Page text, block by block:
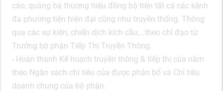
cáo, quảng bá thương hiệu đồng bộ trên tất cả các kênh
đa phương tiện hiện đại cũng như truyền thống. Thông
qua các sự kiện, chiến dịch kích cầu,…theo chỉ đạo từ
Trưởng bộ phận Tiếp Thị Truyền Thông.
- Hoàn thành Kế hoạch truyền thông & tiếp thị của năm
theo Ngân sách chi tiêu của được phân bổ và Chỉ tiêu
doanh chung của bộ phận.